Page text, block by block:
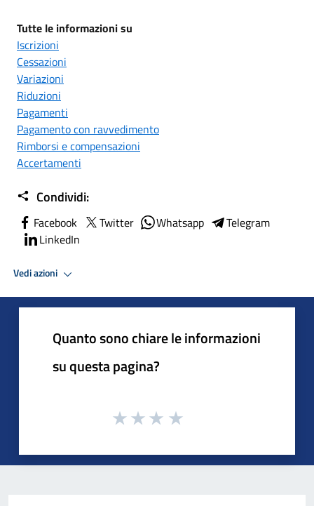
Tutte le informazioni su
Iscrizioni
Cessazioni
Variazioni
Riduzioni
Pagamenti
Pagamento con ravvedimento
Rimborsi e compensazioni
Accertamenti
Condividi:
Facebook Twitter Whatsapp
Telegram
LinkedIn
Vedi azioni
Quanto sono chiare le informazioni
su questa pagina?